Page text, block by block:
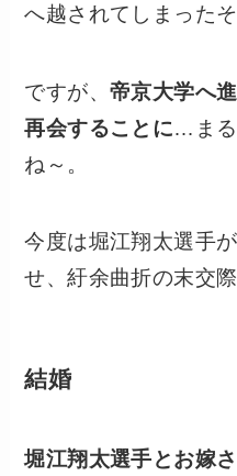
へ越されてしまったそ
ですが、帝京大学へ
再会することに…まる
ね～。
今度は堀江翔太選手
せ、紆余曲折の末交
結婚
堀江翔太選手とお嫁